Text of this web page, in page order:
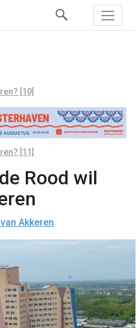
[10]
[11]
Rood wil
Akkeren